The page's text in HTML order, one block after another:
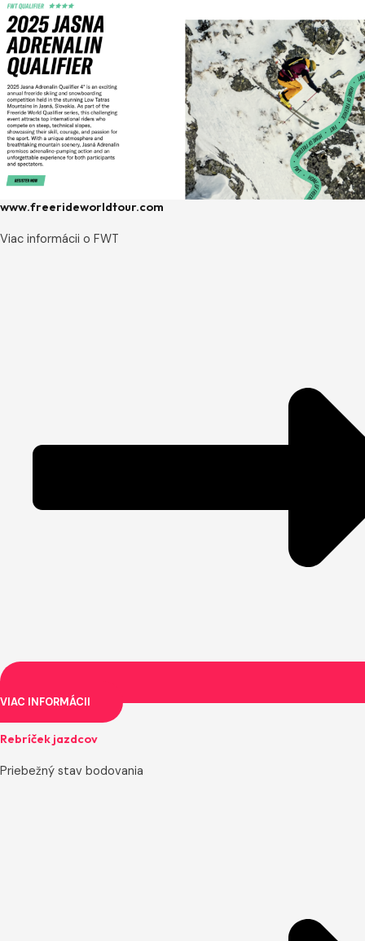
www.freerideworldtour.com
Viac informácii o FWT
VIAC INFORMÁCII
Rebríček jazdcov
Priebežný stav bodovania